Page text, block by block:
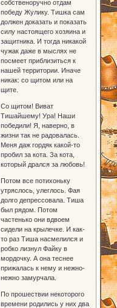
собственоручно отдам
победу Жулику. Тишка сам
должен доказать и показать
силу настоящего хозяина и
защитника. И тогда никакой
чужак даже в мыслях не
посмеет приблизиться к
нашей территории. Иначе
никак: со щитом или на
щите.
Со щитом! Виват
Тишайшему! Ура! Наши
победили! Я, наверно, в
жизни так не радовалась.
Меня даж гордяк какой-то
пробил за кота. За кота,
который дрался за любовь!
Потом все потихоньку
утряслось, улеглось. Фая
долго депрессовала. Тиша
был рядом. Потом
частенько они вдвоем
сидели на крылечке. И как-
то раз Тиша насмелился и
робко лизнул Файку в
мордочку. А она теснее
прижалась к нему и нежно-
нежно замурчала.
По прошествии некоторого
времени родились у них два